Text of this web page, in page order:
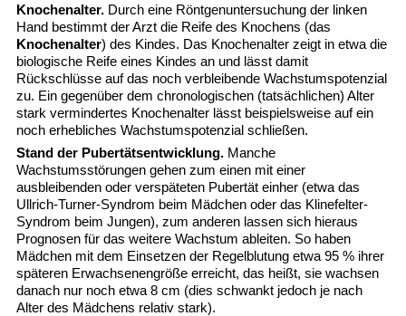
Knochenalter.Durch eine Röntgenuntersuchung der linken
Hand bestimmt der Arzt die Reife des Knochens (das
Knochenalter) des Kindes. Das Knochenalter zeigt in etwa die
biologische Reife eines Kindes an und lässt damit
Rückschlüsse auf das noch verbleibende Wachstumspotenzial
zu. Ein gegenüber dem chronologischen (tatsächlichen) Alter
stark vermindertes Knochenalter lässt beispielsweise auf ein
noch erhebliches Wachstumspotenzial schließen.
Stand der Pubertätsentwicklung.Manche
Wachstumsstörungen gehen zum einen mit einer
ausbleibenden oder verspäteten Pubertät einher (etwa das
Ullrich-Turner-Syndrom beim Mädchen oder das Klinefelter-
Syndrom beim Jungen), zum anderen lassen sich hieraus
Prognosen für das weitere Wachstum ableiten. So haben
Mädchen mit dem Einsetzen der Regelblutung etwa 95 % ihrer
späteren Erwachsenengröße erreicht, das heißt, sie wachsen
danach nur noch etwa 8 cm (dies schwankt jedoch je nach
Alter des Mädchens relativ stark).